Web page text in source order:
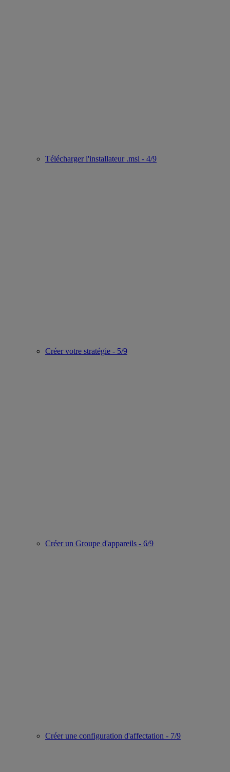
Télécharger l'installateur .msi - 4/9
Créer votre stratégie - 5/9
Créer un Groupe d'appareils - 6/9
Créer une configuration d'affectation - 7/9